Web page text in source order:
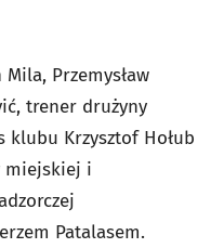
Przemysław
trener drużyny
klubu Krzysztof Hołub
miejskiej i
Patalasem.